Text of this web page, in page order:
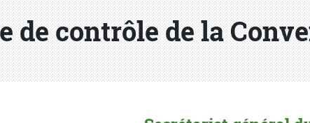
contrôle de la